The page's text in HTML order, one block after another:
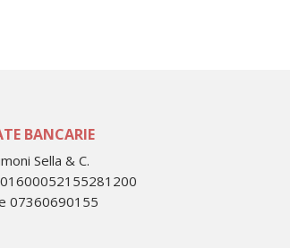
BANCARIE
Sella & C.
07360690155